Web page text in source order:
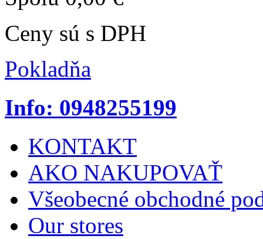
Ceny sú s DPH
Pokladňa
Info: 0948255199
KONTAKT
AKO NAKUPOVAŤ
Všeobecné obchodné
Our stores